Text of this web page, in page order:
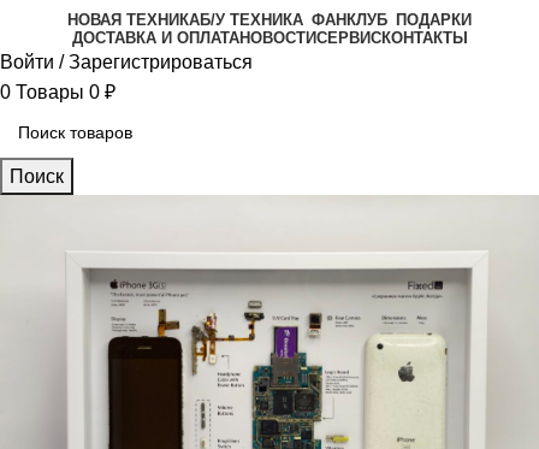
НОВАЯ ТЕХНИКАБ/У ТЕХНИКА ФАНКЛУБ ПОДАРКИ
ДОСТАВКА И ОПЛАТАНОВОСТИСЕРВИСКОНТАКТЫ
Войти / Зарегистрироваться
0 Товары 0 ₽
Поиск